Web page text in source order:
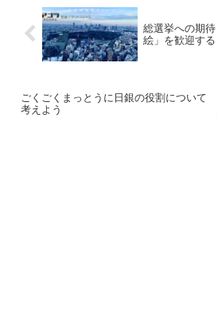
総選挙への期
絵」を歓迎する
ごくごくまっとうに日銀の役割について
考えよう